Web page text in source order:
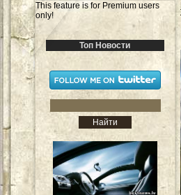
This feature is for Premium users
only!
Топ Новости